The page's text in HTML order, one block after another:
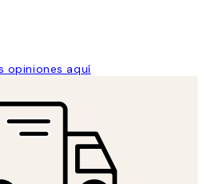
opiniones aquí